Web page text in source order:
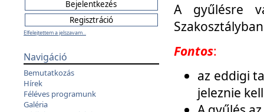
Elfelejtettem a jelszavam...
Navigáció
Bemutatkozás
Hírek
Féléves programunk
Galéria
A gyűlésre
Fontos:
az eddigi
jeleznie